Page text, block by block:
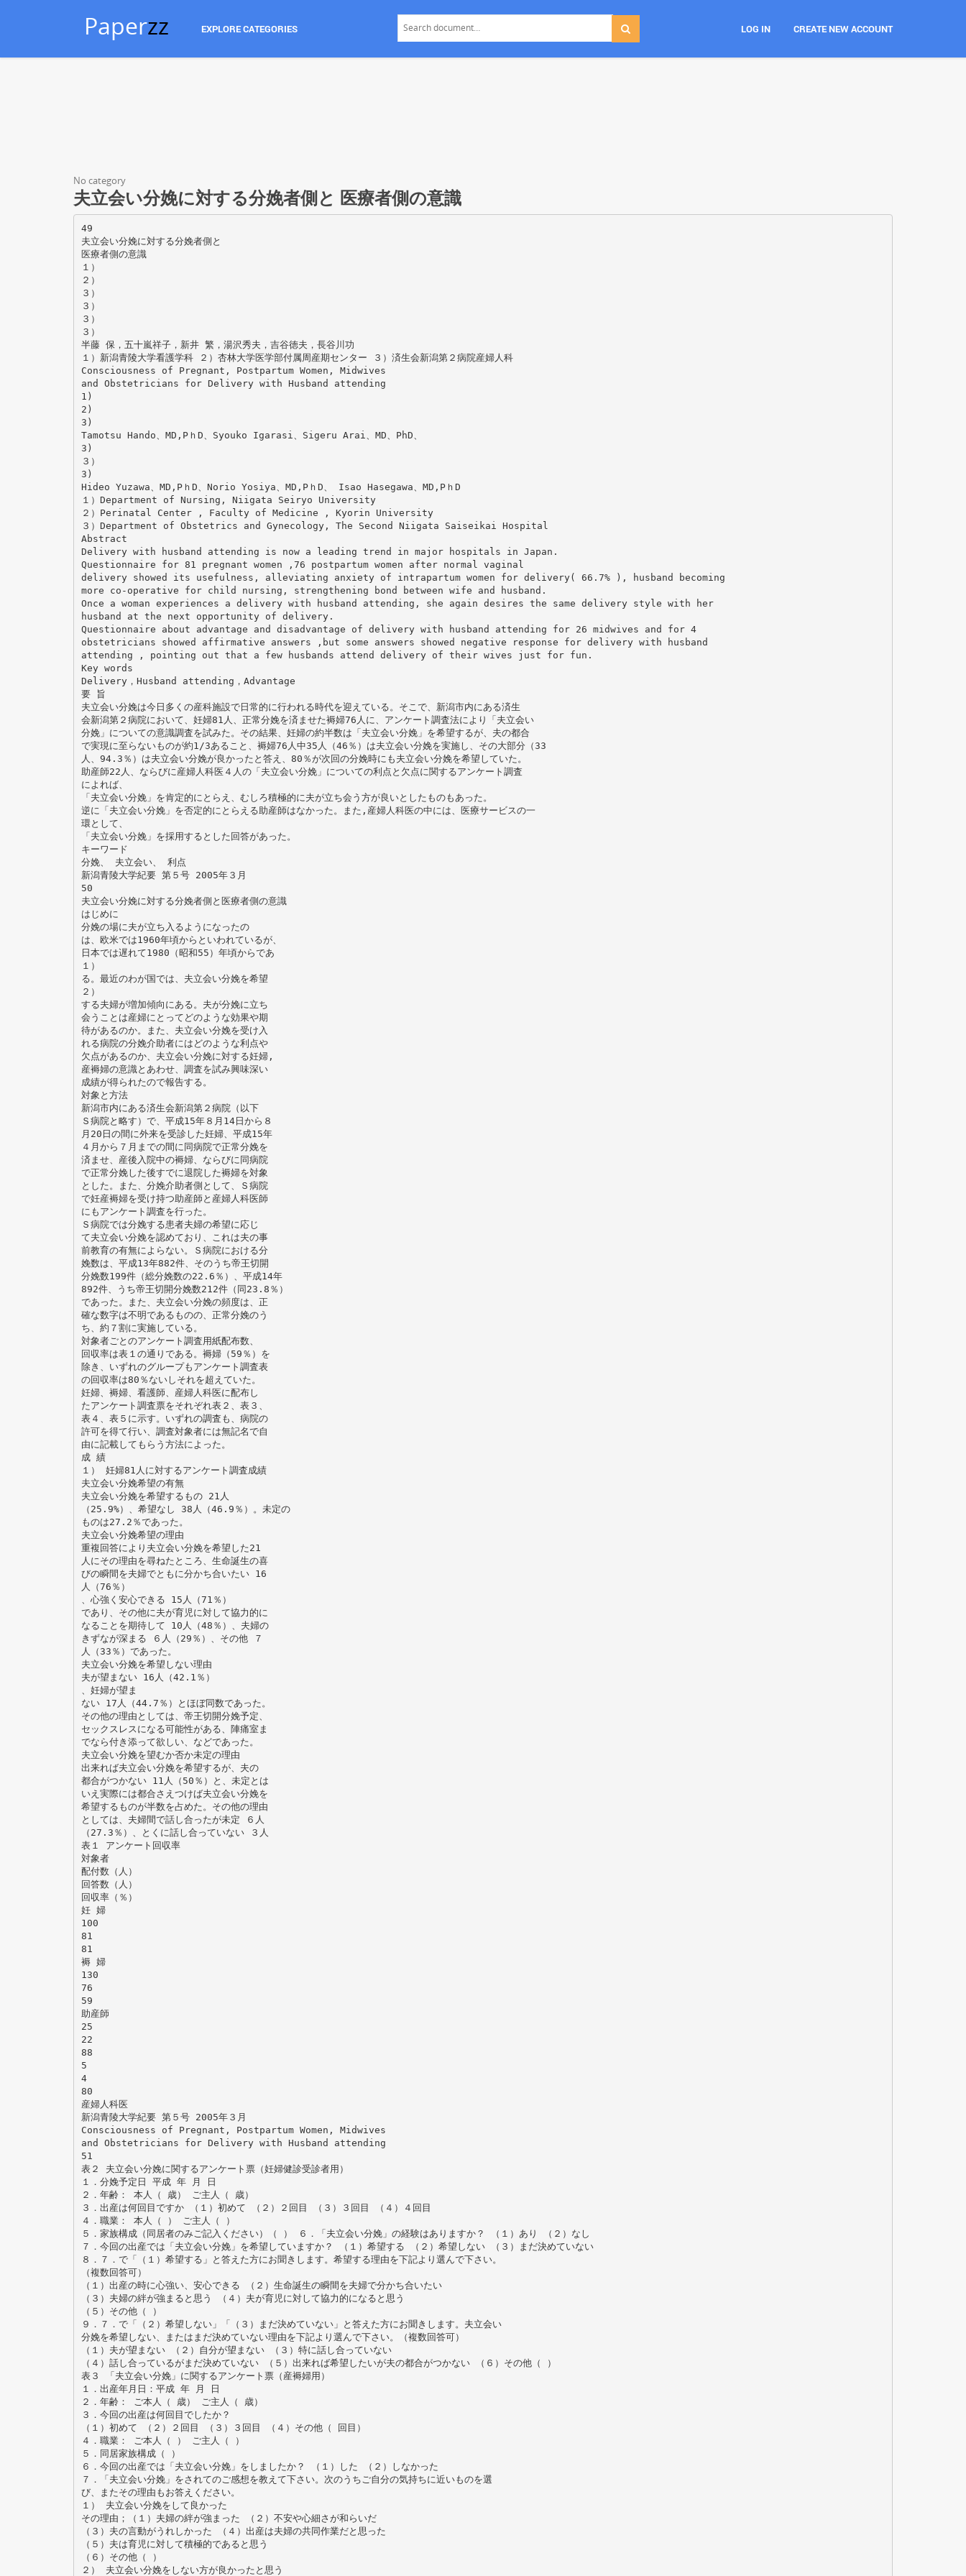
Paperzz EXPLORE CATEGORIES LOG IN CREATE NEW ACCOUNT
No category
夫立会い分娩に対する分娩者側と 医療者側の意識
49
夫立会い分娩に対する分娩者側と
医療者側の意識
１）
２）
３）
３）
３）
３）
半藤 保，五十嵐祥子，新井 繁，湯沢秀夫，吉谷徳夫，長谷川功
１）新潟青陵大学看護学科 ２）杏林大学医学部付属周産期センター ３）済生会新潟第２病院産婦人科
Consciousness of Pregnant, Postpartum Women, Midwives
and Obstetricians for Delivery with Husband attending
1)
2)
3)
Tamotsu Hando、MD,PｈD、Syouko Igarasi、Sigeru Arai、MD、PhD、
3)
３）
3)
Hideo Yuzawa、MD,PｈD、Norio Yosiya、MD,PｈD、 Isao Hasegawa、MD,PｈD
１）Department of Nursing, Niigata Seiryo University
２）Perinatal Center , Faculty of Medicine , Kyorin University
３）Department of Obstetrics and Gynecology, The Second Niigata Saiseikai Hospital
Abstract
Delivery with husband attending is now a leading trend in major hospitals in Japan.
Questionnaire for 81 pregnant women ,76 postpartum women after normal vaginal
delivery showed its usefulness, alleviating anxiety of intrapartum women for delivery( 66.7% ), husband becoming
more co-operative for child nursing, strengthening bond between wife and husband.
Once a woman experiences a delivery with husband attending, she again desires the same delivery style with her
husband at the next opportunity of delivery.
Questionnaire about advantage and disadvantage of delivery with husband attending for 26 midwives and for 4
obstetricians showed affirmative answers ,but some answers showed negative response for delivery with husband
attending , pointing out that a few husbands attend delivery of their wives just for fun.
Key words
Delivery，Husband attending，Advantage
要 旨
夫立会い分娩は今日多くの産科施設で日常的に行われる時代を迎えている。そこで、新潟市内にある済生
会新潟第２病院において、妊婦81人、正常分娩を済ませた褥婦76人に、アンケート調査法により「夫立会い
分娩」についての意識調査を試みた。その結果、妊婦の約半数は「夫立会い分娩」を希望するが、夫の都合
で実現に至らないものが約1/3あること、褥婦76人中35人（46％）は夫立会い分娩を実施し、その大部分（33
人、94.3％）は夫立会い分娩が良かったと答え、80％が次回の分娩時にも夫立会い分娩を希望していた。
助産師22人、ならびに産婦人科医４人の「夫立会い分娩」についての利点と欠点に関するアンケート調査
によれば、
「夫立会い分娩」を肯定的にとらえ、むしろ積極的に夫が立ち会う方が良いとしたものもあった。
逆に「夫立会い分娩」を否定的にとらえる助産師はなかった。また,産婦人科医の中には、医療サービスの一
環として、
「夫立会い分娩」を採用するとした回答があった。
キーワード
分娩、 夫立会い、 利点
新潟青陵大学紀要 第５号 2005年３月
50
夫立会い分娩に対する分娩者側と医療者側の意識
はじめに
分娩の場に夫が立ち入るようになったの
は、欧米では1960年頃からといわれているが、
日本では遅れて1980（昭和55）年頃からであ
１）
る。最近のわが国では、夫立会い分娩を希望
２）
する夫婦が増加傾向にある。夫が分娩に立ち
会うことは産婦にとってどのような効果や期
待があるのか。また、夫立会い分娩を受け入
れる病院の分娩介助者にはどのような利点や
欠点があるのか、夫立会い分娩に対する妊婦,
産褥婦の意識とあわせ、調査を試み興味深い
成績が得られたので報告する。
対象と方法
新潟市内にある済生会新潟第２病院（以下
Ｓ病院と略す）で、平成15年８月14日から８
月20日の間に外来を受診した妊婦、平成15年
４月から７月までの間に同病院で正常分娩を
済ませ、産後入院中の褥婦、ならびに同病院
で正常分娩した後すでに退院した褥婦を対象
とした。また、分娩介助者側として、Ｓ病院
で妊産褥婦を受け持つ助産師と産婦人科医師
にもアンケート調査を行った。
Ｓ病院では分娩する患者夫婦の希望に応じ
て夫立会い分娩を認めており、これは夫の事
前教育の有無によらない。Ｓ病院における分
娩数は、平成13年882件、そのうち帝王切開
分娩数199件（総分娩数の22.6％）、平成14年
892件、うち帝王切開分娩数212件（同23.8％）
であった。また、夫立会い分娩の頻度は、正
確な数字は不明であるものの、正常分娩のう
ち、約７割に実施している。
対象者ごとのアンケート調査用紙配布数、
回収率は表１の通りである。褥婦（59％）を
除き、いずれのグループもアンケート調査表
の回収率は80％ないしそれを超えていた。
妊婦、褥婦、看護師、産婦人科医に配布し
たアンケート調査票をそれぞれ表２、表３、
表４、表５に示す。いずれの調査も、病院の
許可を得て行い、調査対象者には無記名で自
由に記載してもらう方法によった。
成 績
１） 妊婦81人に対するアンケート調査成績
夫立会い分娩希望の有無
夫立会い分娩を希望するもの 21人
（25.9%）、希望なし 38人（46.9％）。未定の
ものは27.2％であった。
夫立会い分娩希望の理由
重複回答により夫立会い分娩を希望した21
人にその理由を尋ねたところ、生命誕生の喜
びの瞬間を夫婦でともに分かち合いたい 16
人（76％）
、心強く安心できる 15人（71％）
であり、その他に夫が育児に対して協力的に
なることを期待して 10人（48％）、夫婦の
きずなが深まる ６人（29％）、その他 ７
人（33％）であった。
夫立会い分娩を希望しない理由
夫が望まない 16人（42.1％）
、妊婦が望ま
ない 17人（44.7％）とほぼ同数であった。
その他の理由としては、帝王切開分娩予定、
セックスレスになる可能性がある、陣痛室ま
でなら付き添って欲しい、などであった。
夫立会い分娩を望むか否か未定の理由
出来れば夫立会い分娩を希望するが、夫の
都合がつかない 11人（50％）と、未定とは
いえ実際には都合さえつけば夫立会い分娩を
希望するものが半数を占めた。その他の理由
としては、夫婦間で話し合ったが未定 ６人
（27.3％）、とくに話し合っていない ３人
表１ アンケート回収率
対象者
配付数（人）
回答数（人）
回収率（％）
妊 婦
100
81
81
褥 婦
130
76
59
助産師
25
22
88
5
4
80
産婦人科医
新潟青陵大学紀要 第５号 2005年３月
Consciousness of Pregnant, Postpartum Women, Midwives
and Obstetricians for Delivery with Husband attending
51
表２ 夫立会い分娩に関するアンケート票（妊婦健診受診者用）
１．分娩予定日 平成 年 月 日
２．年齢： 本人（ 歳） ご主人（ 歳）
３．出産は何回目ですか （１）初めて （２）２回目 （３）３回目 （４）４回目
４．職業： 本人（ ） ご主人（ ）
５．家族構成（同居者のみご記入ください）（ ） ６．「夫立会い分娩」の経験はありますか？ （１）あり （２）なし
７．今回の出産では「夫立会い分娩」を希望していますか？ （１）希望する （２）希望しない （３）まだ決めていない
８．７．で「（１）希望する」と答えた方にお聞きします。希望する理由を下記より選んで下さい。
（複数回答可）
（１）出産の時に心強い、安心できる （２）生命誕生の瞬間を夫婦で分かち合いたい
（３）夫婦の絆が強まると思う （４）夫が育児に対して協力的になると思う
（５）その他（ ）
９．７．で「（２）希望しない」「（３）まだ決めていない」と答えた方にお聞きします。夫立会い
分娩を希望しない、またはまだ決めていない理由を下記より選んで下さい。（複数回答可）
（１）夫が望まない （２）自分が望まない （３）特に話し合っていない
（４）話し合っているがまだ決めていない （５）出来れば希望したいが夫の都合がつかない （６）その他（ ）
表３ 「夫立会い分娩」に関するアンケート票（産褥婦用）
１．出産年月日：平成 年 月 日
２．年齢： ご本人（ 歳） ご主人（ 歳）
３．今回の出産は何回目でしたか？
（１）初めて （２）２回目 （３）３回目 （４）その他（ 回目）
４．職業： ご本人（ ） ご主人（ ）
５．同居家族構成（ ）
６．今回の出産では「夫立会い分娩」をしましたか？ （１）した （２）しなかった
７．「夫立会い分娩」をされてのご感想を教えて下さい。次のうちご自分の気持ちに近いものを選
び、またその理由もお答えください。
１） 夫立会い分娩をして良かった
その理由；（１）夫婦の絆が強まった （２）不安や心細さが和らいだ
（３）夫の言動がうれしかった （４）出産は夫婦の共同作業だと思った
（５）夫は育児に対して積極的であると思う
（６）その他（ ）
２） 夫立会い分娩をしない方が良かったと思う